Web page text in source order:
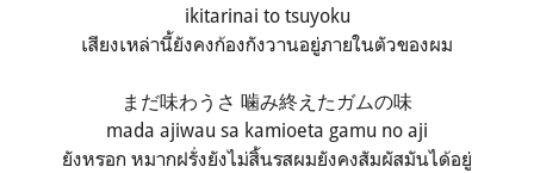
ikitarinai to tsuyoku
เสียงเหล่านี้ยังคงก้องกังวานอยู่ภายในตัวของผม
まだ味わうさ 噛み終えたガムの味
mada ajiwau sa kamioeta gamu no aji
ยังหรอก หมากฝรั่งยังไม่สิ้นรสผมยังคงสัมผัสมันได้อยู่